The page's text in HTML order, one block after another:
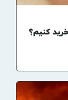
کنیم؟